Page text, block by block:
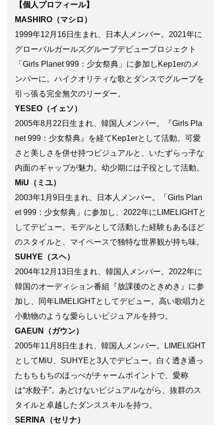
【個人プロフィール】
MASHIRO（マシロ）
1999年12月16日生まれ、日本人メンバー。2021年に
グローバルガールズグループデビュープロジェクト
「Girls Planet 999：少女祭典」に参加しKep1erのメ
ンバーに。ハイクオリティな歌とダンスでグループを
引っ張る完全無欠のリーダー。
YESEO（イェソ）
2005年8月22日生まれ、韓国人メンバー。『Girls Pla
net 999：少女祭典』を経てKep1erとして活動。可愛
さと美しさを併せ持つビジュアルと、いたずらっ子な
内面のギャップが魅力。幼少期には子役として活動。
MiU（ミユ）
2003年1月9日生まれ、日本人メンバー。「Girls Plan
et 999：少女祭典」に参加し、2022年にLIMELIGHTと
してデビュー。モデルとして活動した経験もあるほど
のスタイルと、マイペースで独特な世界観が持ち味。
SUHYE（スヘ）
2004年12月13日生まれ、韓国人メンバー。2022年に
韓国のオーディション番組『放課後のときめき』に参
加し、同年LIMELIGHTとしてデビュー。高い歌唱力と
小動物のような愛らしいビジュアルを持つ。
GAEUN（ガウン）
2005年11月8日生まれ、韓国人メンバー。LIMELIGHT
としてMiU、SUHYEと3人でデビュー。白く透き通っ
たもちもちのほっぺがチャームポイントで、愛称
は“水餃子”。あどけないビジュアルながら、抜群のス
タイルと卓越したダンススキルを持つ。
SERINA（セリナ）